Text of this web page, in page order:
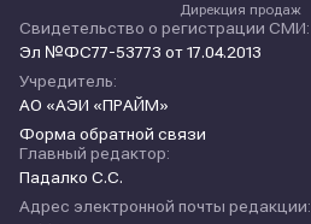
Дирекция продаж
Свидетельство о регистрации СМИ:
Эл №ФС77-53773 от 17.04.2013
Учредитель:
АО «АЭИ «ПРАЙМ»
Форма обратной связи
Главный редактор:
Падалко С.С.
Адрес электронной почты редакции: